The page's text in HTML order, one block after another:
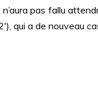
pas fallu
qui a de nouveau